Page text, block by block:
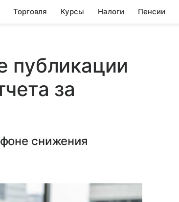
Торговля Курсы Налоги Пенсии
публикации
за
снижения